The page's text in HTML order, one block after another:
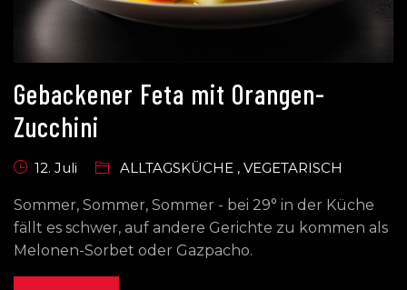
Gebackener Feta mit Orangen-
Zucchini
12. Juli ALLTAGSKÜCHE , VEGETARISCH
Sommer, Sommer, Sommer - bei 29° in der Küche
fällt es schwer, auf andere Gerichte zu kommen als
Melonen-Sorbet oder Gazpacho.